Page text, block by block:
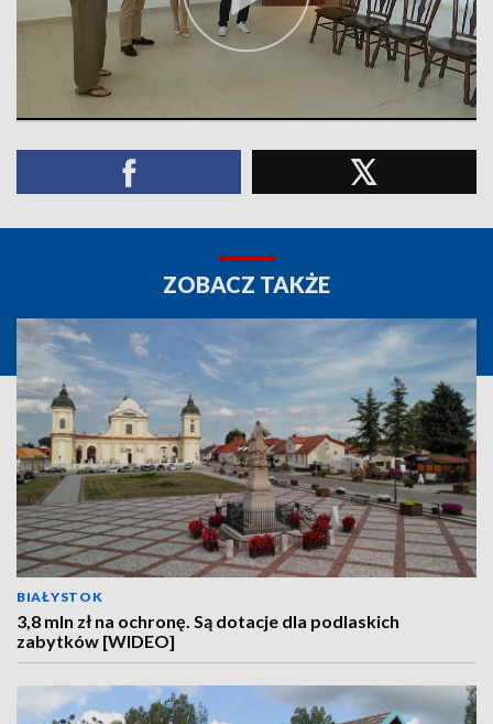
ZOBACZ TAKŻE
BIAŁYSTOK
3,8 mln zł na ochronę. Są dotacje dla podlaskich
zabytków [WIDEO]